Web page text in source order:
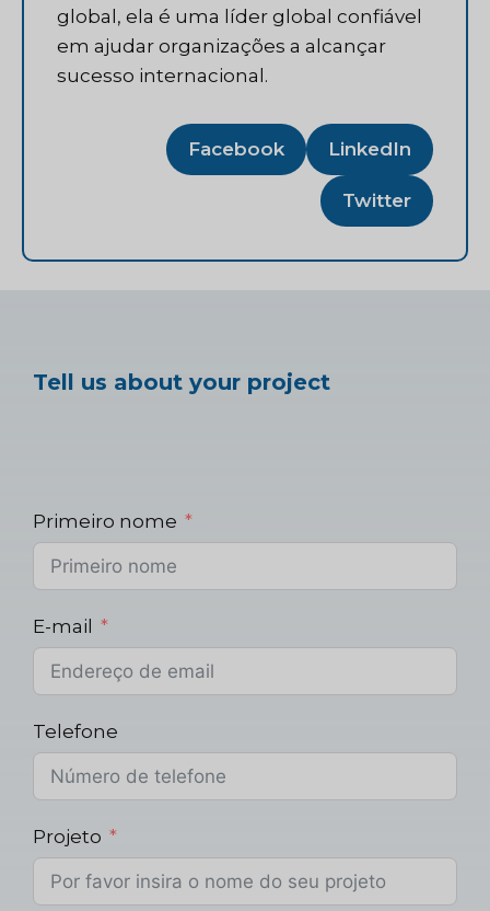
global, ela é uma líder global confiável
em ajudar organizações a alcançar
sucesso internacional.
Facebook LinkedIn
Twitter
Tell us about your project
Primeiro nome
E-mail
Telefone
Projeto